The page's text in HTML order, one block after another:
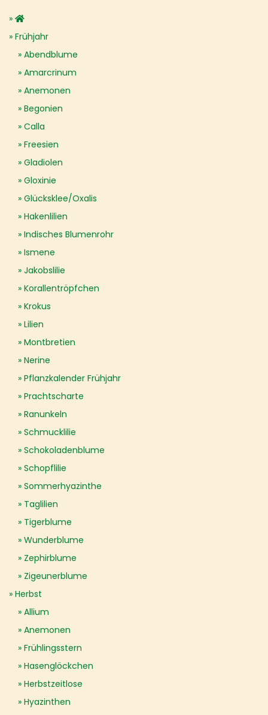
Frühjahr
Abendblume
Amarcrinum
Anemonen
Begonien
Calla
Freesien
Gladiolen
Gloxinie
Glücksklee/Oxalis
Hakenlilien
Indisches Blumenrohr
Ismene
Jakobslilie
Korallentröpfchen
Krokus
Lilien
Montbretien
Nerine
Pflanzkalender Frühjahr
Prachtscharte
Ranunkeln
Schmucklilie
Schokoladenblume
Schopflilie
Sommerhyazinthe
Taglilien
Tigerblume
Wunderblume
Zephirblume
Zigeunerblume
Herbst
Allium
Anemonen
Frühlingsstern
Hasenglöckchen
Herbstzeitlose
Hyazinthen